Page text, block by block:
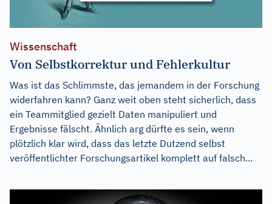
Wissenschaft
Von Selbstkorrektur und Fehlerkultur
Was ist das Schlimmste, das jemandem in der Forschung
widerfahren kann? Ganz weit oben steht sicherlich, dass
ein Teammitglied gezielt Daten manipuliert und
Ergebnisse fälscht. Ähnlich arg dürfte es sein, wenn
plötzlich klar wird, dass das letzte Dutzend selbst
veröffentlichter Forschungsartikel komplett auf falsch...